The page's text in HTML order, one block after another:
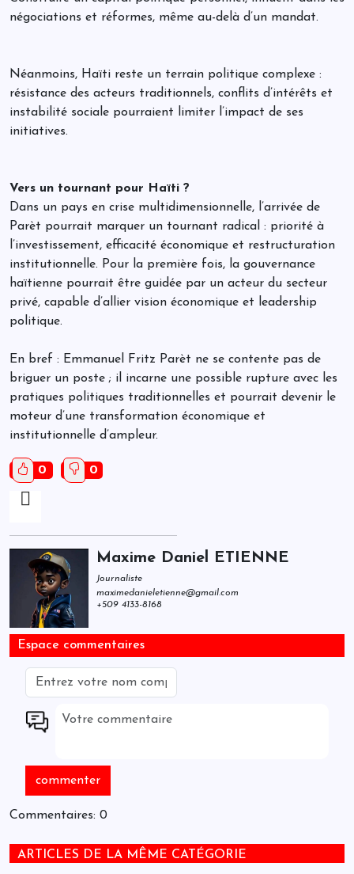
négociations et réformes, même au-delà d’un mandat.
Néanmoins, Haïti reste un terrain politique complexe :
résistance des acteurs traditionnels, conflits d’intérêts et
instabilité sociale pourraient limiter l’impact de ses
initiatives.
Vers un tournant pour Haïti ?
Dans un pays en crise multidimensionnelle, l’arrivée de
Parèt pourrait marquer un tournant radical : priorité à
l’investissement, efficacité économique et restructuration
institutionnelle. Pour la première fois, la gouvernance
haïtienne pourrait être guidée par un acteur du secteur
privé, capable d’allier vision économique et leadership
politique.
En bref : Emmanuel Fritz Parèt ne se contente pas de
briguer un poste ; il incarne une possible rupture avec les
pratiques politiques traditionnelles et pourrait devenir le
moteur d’une transformation économique et
institutionnelle d’ampleur.
0 0
Maxime Daniel ETIENNE
Journaliste
maximedanieletienne@gmail.com
+509 4133-8168
Espace commentaires
Commentaires: 0
ARTICLES DE LA MÊME CATÉGORIE